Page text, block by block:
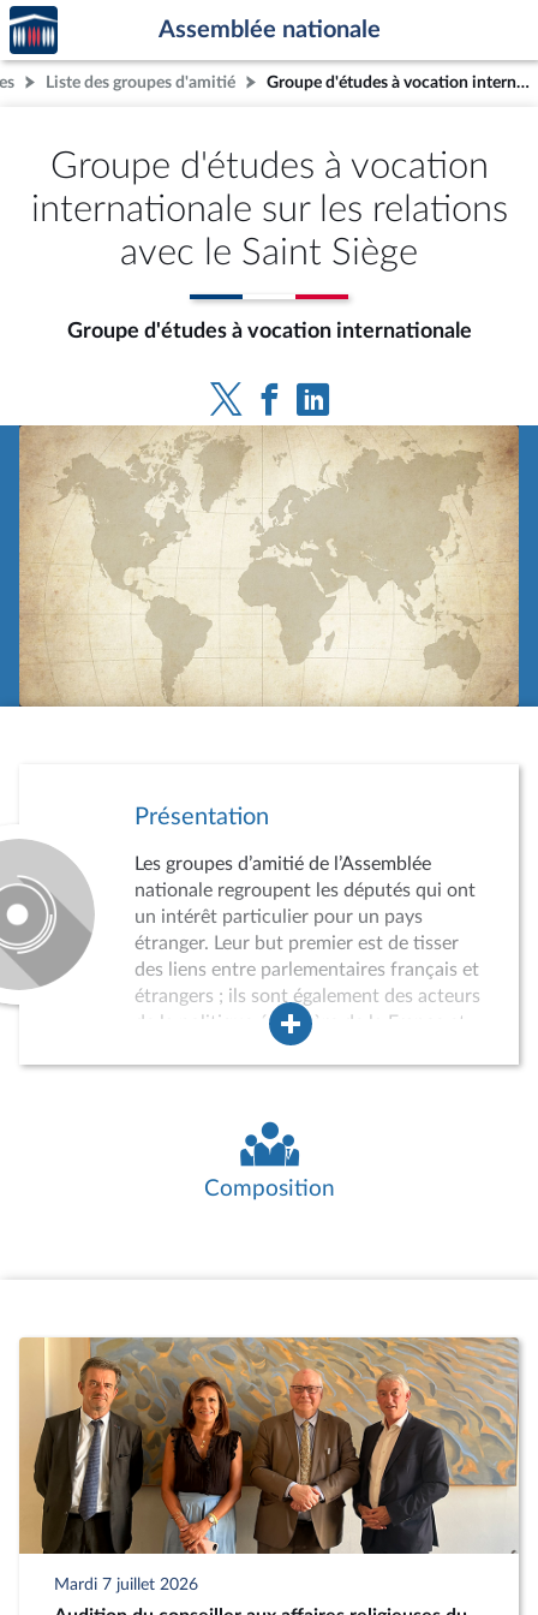
Aller au contenu
Aller en bas de la page
Accèder
à la
page
d'accueil
Assemblée nationale
Liste des groupes d'amitié Groupe d'études à vocation internationale sur les relations avec le Saint Siège
Groupe d'études à vocation
internationale sur les relations
avec le Saint Siège
Groupe d'études à vocation internationale
Présentation
Les groupes d’amitié de l’Assemblée
nationale regroupent les députés qui ont
un intérêt particulier pour un pays
étranger. Leur but premier est de tisser
des liens entre parlementaires français et
étrangers ; ils sont également des acteurs
de la politique étrangère de la France et
des instruments du rayonnement
l’Assemblée est obligatoire et soumis à
conditions. Lorsqu’il n’est pas possible de
créer un groupe d’amitié avec un État
s’agit essentiellement d’auditions ou de
rencontres avec des personnalités
étrangères ou françaises, liées au pays
partenaire, telles que des parlementaires,
des membres de l’exécutif du pays
partenaire, des diplomates, des
chercheurs, des directeurs d’associations
ou d’entreprises.
Les groupes d’amitié organisent
également des missions auprès du
parlement homologue et des réceptions
Composition
Mardi 7 juillet 2026